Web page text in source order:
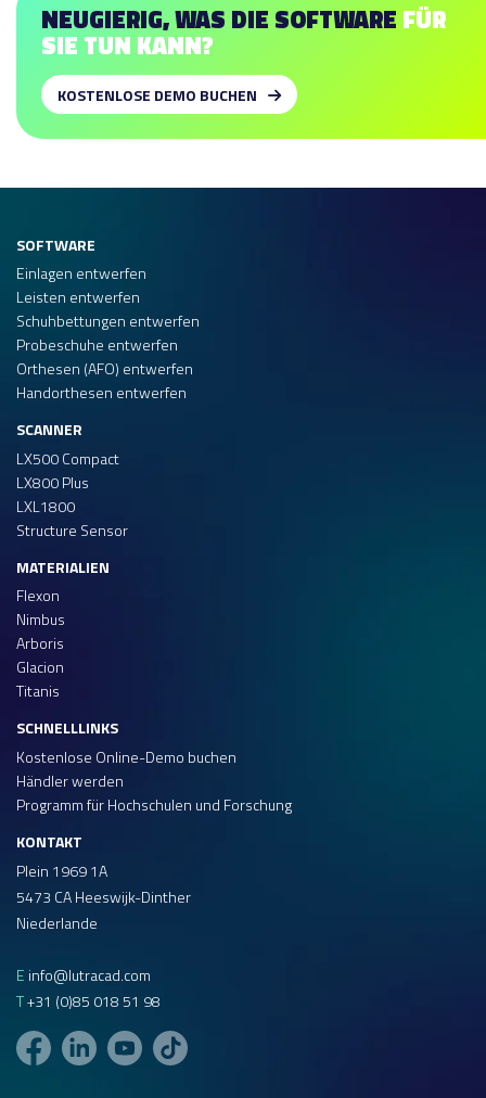
NEUGIERIG, WAS DIE SOFTWARE FÜR
SIE TUN KANN?
KOSTENLOSE DEMO BUCHEN
KONTAKT
Plein 1969 1A
5473 CA Heeswijk-Dinther
Niederlande
E info@lutracad.com
T+31 (0)85 018 51 98
SOFTWARE
Einlagen entwerfen
Leisten entwerfen
Schuhbettungen entwerfen
Probeschuhe entwerfen
Orthesen (AFO) entwerfen
Handorthesen entwerfen
SCANNER
LX500 Compact
LX800 Plus
LXL1800
Structure Sensor
MATERIALIEN
Flexon
Nimbus
Arboris
Glacion
Titanis
SCHNELLLINKS
Kostenlose Online-Demo buchen
Händler werden
Programm für Hochschulen und Forschung